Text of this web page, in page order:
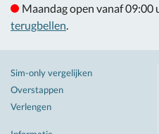
Maandag open vanaf 09:00
terugbellen.
Sim-only vergelijken
Overstappen
Verlengen